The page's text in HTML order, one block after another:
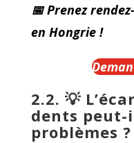
📅 Prenez
en Hongrie !
2.2. 💡
dents peut-
problèmes ?